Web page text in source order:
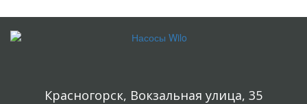
Красногорск, Вокзальная улица, 35